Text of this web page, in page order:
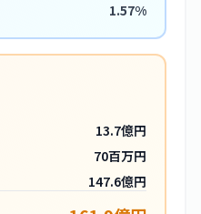
1.57%
13.7億円
70百万円
147.6億円